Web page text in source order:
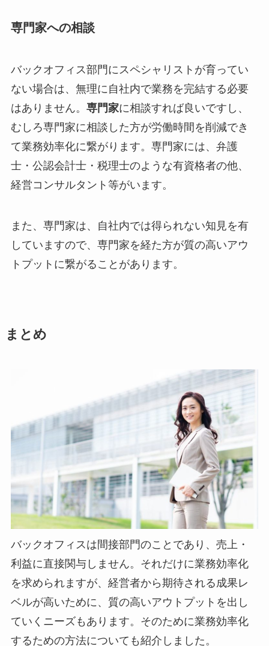
専門家への相談
バックオフィス部門にスペシャリストが育ってい
ない場合は、無理に自社内で業務を完結する必要
はありません。 専門家に相談すれば良いですし、
むしろ専門家に相談した方が労働時間を削減でき
て業務効率化に繋がります。専門家には、弁護
士・公認会計士・税理士のような有資格者の他、
経営コンサルタント等がいます。
また、専門家は、自社内では得られない知見を有
していますので、専門家を経た方が質の高いアウ
トプットに繋がることがあります。
まとめ
バックオフィスは間接部門のことであり、売上・
利益に直接関与しません。それだけに業務効率化
を求められますが、経営者から期待される成果レ
ベルが高いために、質の高いアウトプットを出し
ていくニーズもあります。そのために業務効率化
するための方法についても紹介しました。